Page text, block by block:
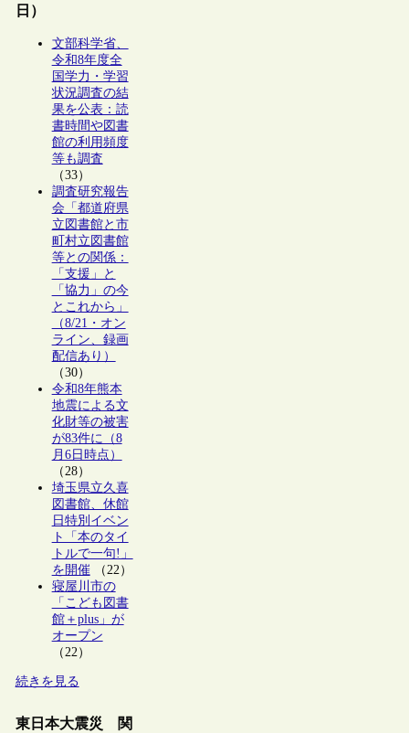
日）
文部科学省、
令和8年度全
国学力・学習
状況調査の結
果を公表：読
書時間や図書
館の利用頻度
等も調査
（33）
調査研究報告
会「都道府県
立図書館と市
町村立図書館
等との関係：
「支援」と
「協力」の今
とこれから」
（8/21・オン
ライン、録画
配信あり）
（30）
令和8年熊本
地震による文
化財等の被害
が83件に（8
月6日時点）
（28）
埼玉県立久喜
図書館、休館
日特別イベン
ト「本のタイ
トルで一句!」
を開催（22）
寝屋川市の
「こども図書
館＋plus」が
オープン
（22）
続きを見る
東日本大震災 関